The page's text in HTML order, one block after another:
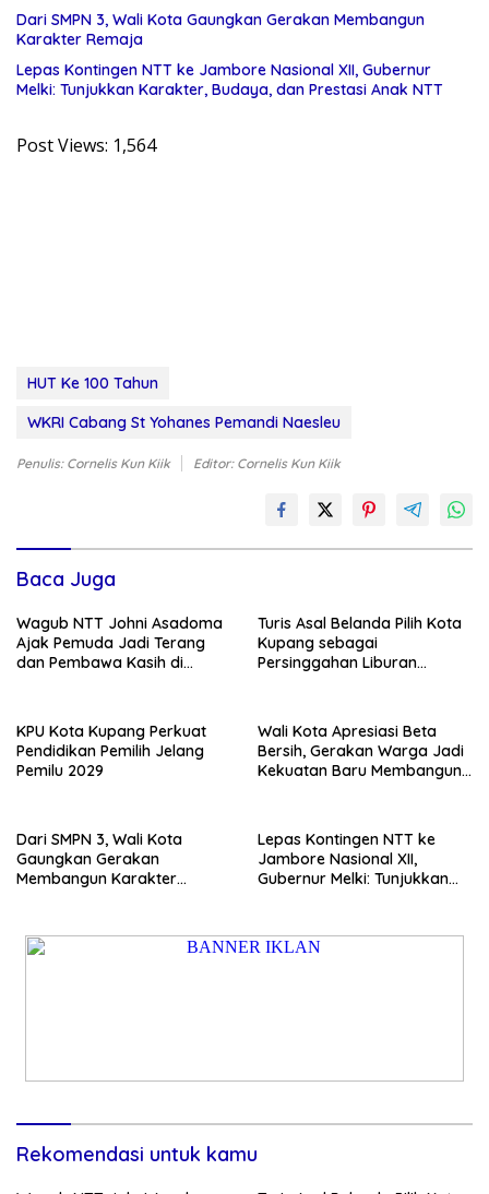
Dari SMPN 3, Wali Kota Gaungkan Gerakan Membangun
Karakter Remaja
Lepas Kontingen NTT ke Jambore Nasional XII, Gubernur
Melki: Tunjukkan Karakter, Budaya, dan Prestasi Anak NTT
Post Views: 1,564
HUT Ke 100 Tahun
WKRI Cabang St Yohanes Pemandi Naesleu
Penulis: Cornelis Kun Kiik Editor: Cornelis Kun Kiik
Baca Juga
Wagub NTT Johni Asadoma
Ajak Pemuda Jadi Terang
dan Pembawa Kasih di
Turis Asal Belanda Pilih Kota
Kupang sebagai
Persinggahan Liburan
KPU Kota Kupang Perkuat
Pendidikan Pemilih Jelang
Pemilu 2029
Wali Kota Apresiasi Beta
Bersih, Gerakan Warga Jadi
Kekuatan Baru Membangun
Dari SMPN 3, Wali Kota
Gaungkan Gerakan
Membangun Karakter
Lepas Kontingen NTT ke
Jambore Nasional XII,
Gubernur Melki: Tunjukkan
Rekomendasi untuk kamu